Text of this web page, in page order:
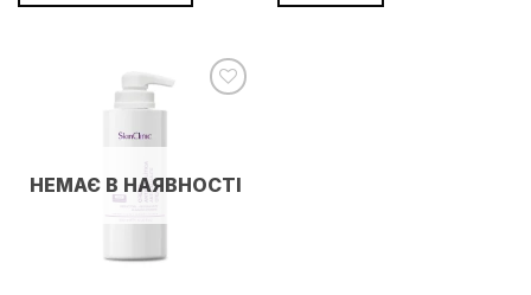
НЕМАЄ В НАЯВНОСТІ